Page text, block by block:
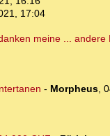
17:04
meine ...
- Morpheus,